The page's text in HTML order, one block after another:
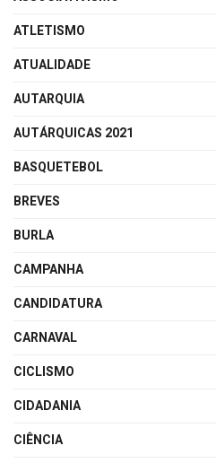
ATLETISMO
ATUALIDADE
AUTARQUIA
AUTÁRQUICAS 2021
BASQUETEBOL
BREVES
BURLA
CAMPANHA
CANDIDATURA
CARNAVAL
CICLISMO
CIDADANIA
CIÊNCIA